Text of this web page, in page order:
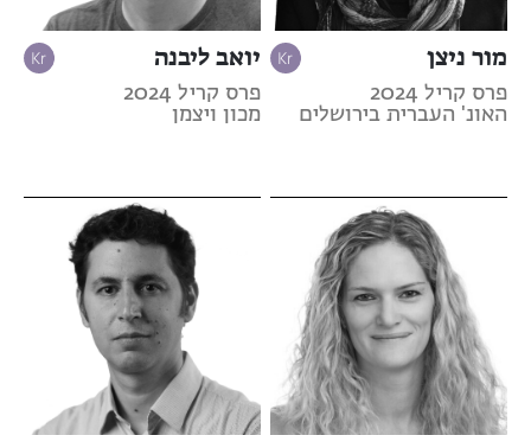
מור ניצן
פרס קריל 2024
האונ' העברית בירושלים
יואב ליבנה
פרס קריל 2024
מכון ויצמן